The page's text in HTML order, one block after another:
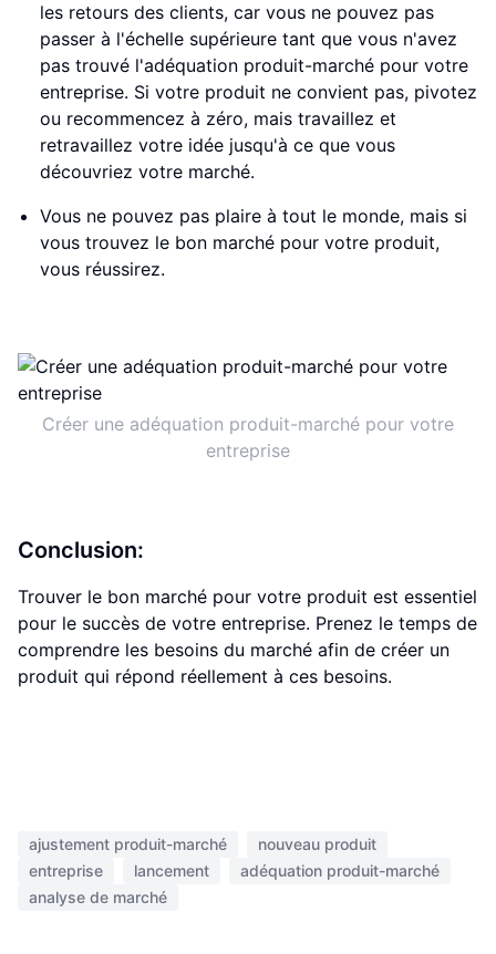
les retours des clients, car vous ne pouvez pas
passer à l'échelle supérieure tant que vous n'avez
pas trouvé l'adéquation produit-marché pour votre
entreprise. Si votre produit ne convient pas, pivotez
ou recommencez à zéro, mais travaillez et
retravaillez votre idée jusqu'à ce que vous
découvriez votre marché.
Vous ne pouvez pas plaire à tout le monde, mais si
vous trouvez le bon marché pour votre produit,
vous réussirez.
Créer une adéquation produit-marché pour votre
entreprise
Conclusion:
Trouver le bon marché pour votre produit est essentiel
pour le succès de votre entreprise. Prenez le temps de
comprendre les besoins du marché afin de créer un
produit qui répond réellement à ces besoins.
ajustement produit-marché
nouveau produit
entreprise
lancement
adéquation produit-marché
analyse de marché